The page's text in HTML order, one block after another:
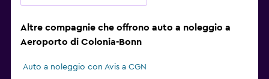
Altre compagnie che offrono auto a noleggio a
Aeroporto di Colonia-Bonn
Auto a noleggio con Avis a CGN